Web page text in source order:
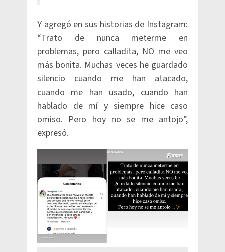
Y agregó en sus historias de Instagram:
“Trato de nunca meterme en
problemas, pero calladita, NO me veo
más bonita. Muchas veces he guardado
silencio cuando me han atacado,
cuando me han usado, cuando han
hablado de mí y siempre hice caso
omiso. Pero hoy no se me antojo”,
expresó.